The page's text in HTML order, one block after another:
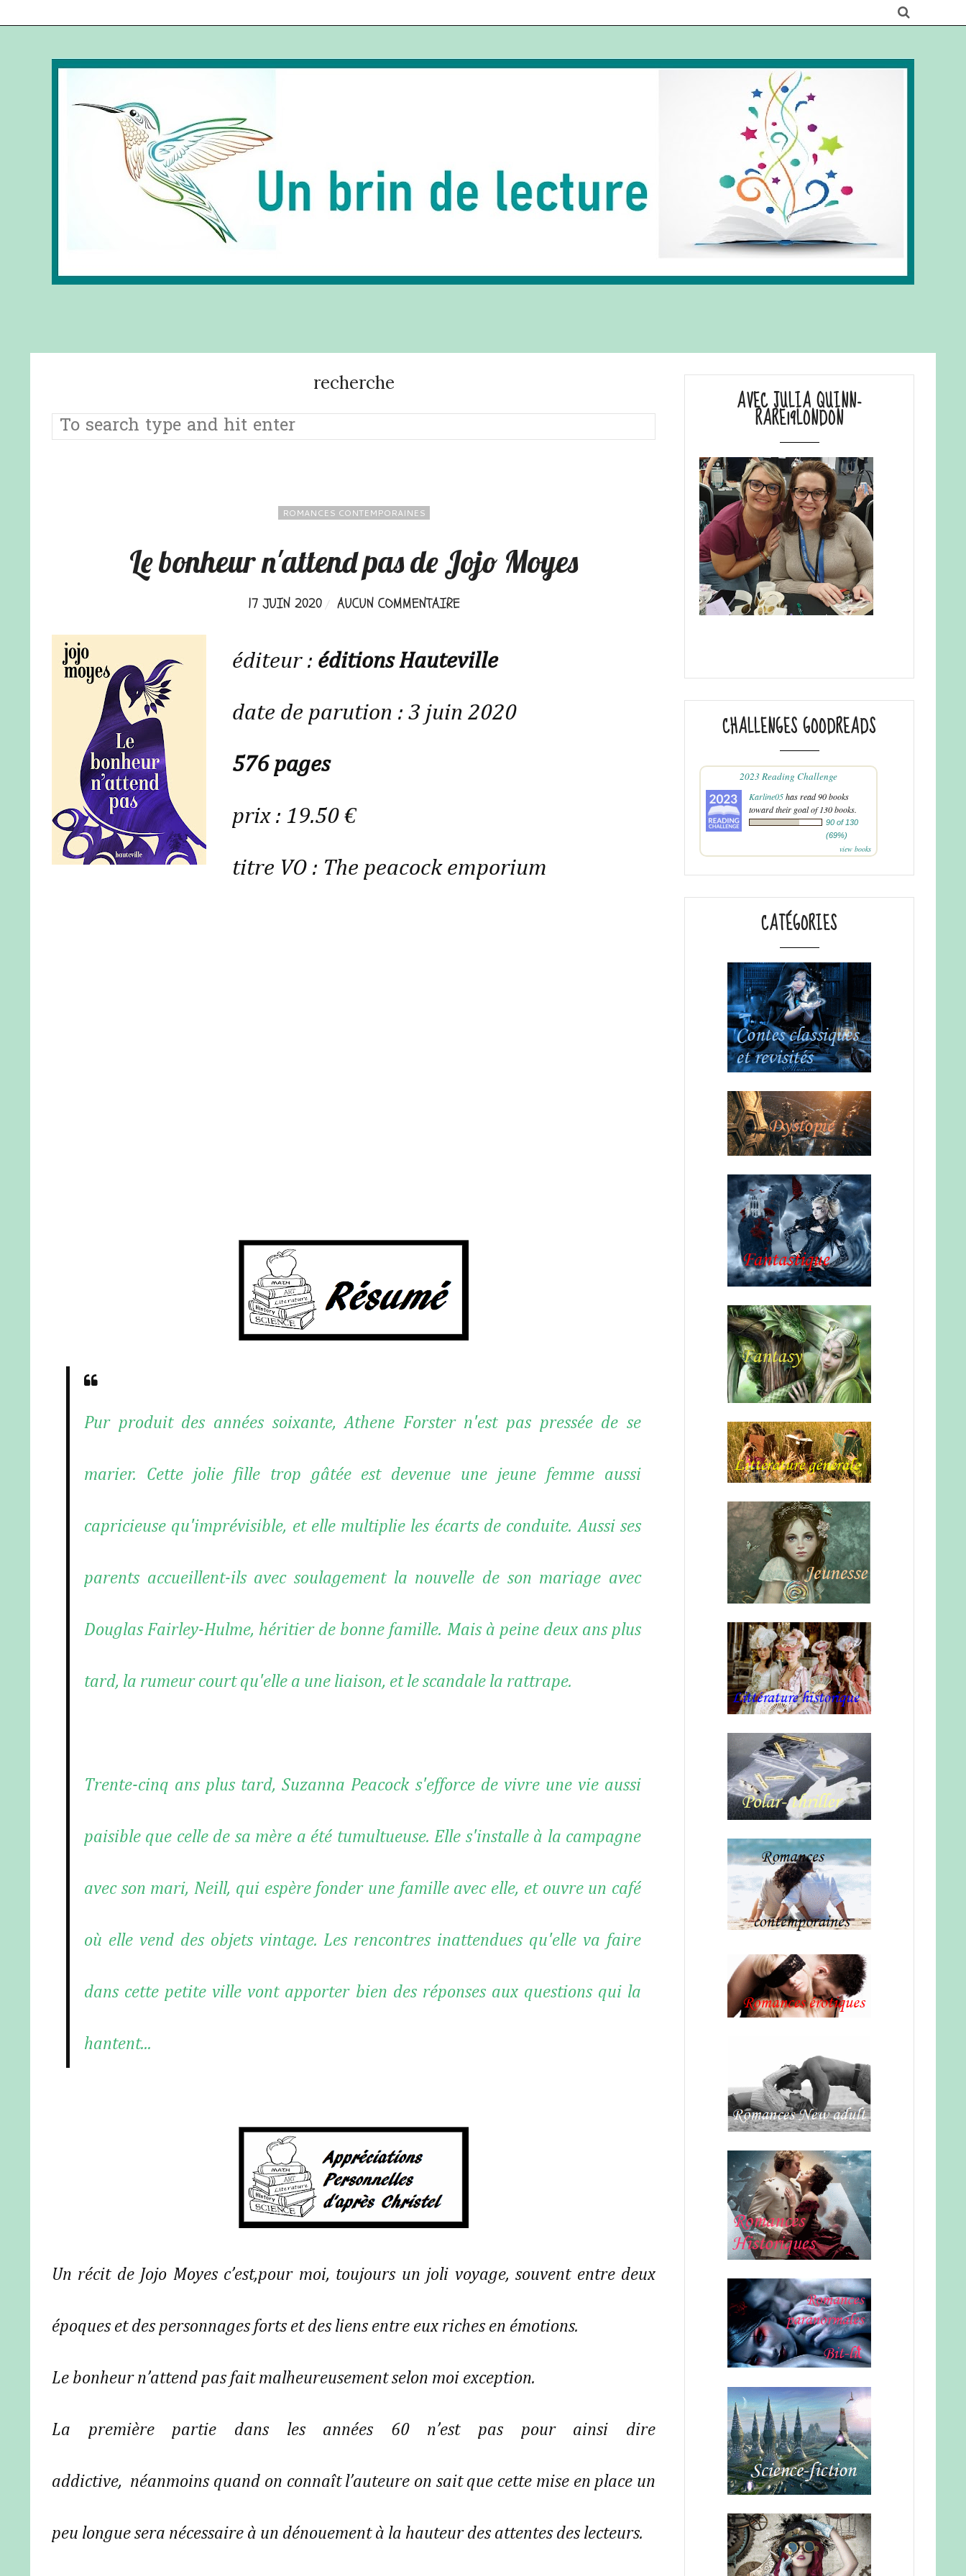
recherche
ROMANCES CONTEMPORAINES
Le bonheur n'attend pas de Jojo Moyes
17 JUIN 2020 AUCUN COMMENTAIRE
éditeur : éditions Hauteville
date de parution : 3 juin 2020
576 pages
prix : 19.50 €
titre VO : The peacock emporium
Pur produit des années soixante, Athene Forster n'est pas pressée de se
marier. Cette jolie fille trop gâtée est devenue une jeune femme aussi
capricieuse qu'imprévisible, et elle multiplie les écarts de conduite. Aussi ses
parents accueillent-ils avec soulagement la nouvelle de son mariage avec
Douglas Fairley-Hulme, héritier de bonne famille. Mais à peine deux ans plus
tard, la rumeur court qu'elle a une liaison, et le scandale la rattrape.
Trente-cinq ans plus tard, Suzanna Peacock s'efforce de vivre une vie aussi
paisible que celle de sa mère a été tumultueuse. Elle s'installe à la campagne
avec son mari, Neill, qui espère fonder une famille avec elle, et ouvre un café
où elle vend des objets vintage. Les rencontres inattendues qu'elle va faire
dans cette petite ville vont apporter bien des réponses aux questions qui la
hantent...
Un récit de Jojo Moyes c’est,pour moi, toujours un joli voyage, souvent entre deux
époques et des personnages forts et des liens entre eux riches en émotions.
Le bonheur n’attend pas fait malheureusement selon moi exception.
La première partie dans les années 60 n’est pas pour ainsi dire
addictive, néanmoins quand on connaît l’auteure on sait que cette mise en place un
peu longue sera nécessaire à un dénouement à la hauteur des attentes des lecteurs.
AVEC JULIA QUINN-
RARE19LONDON
CHALLENGES GOODREADS
2023 Reading Challenge
Karline05has read 90 books
toward their goal of 130 books.
90 of 130
(69%)
view books
CATÉGORIES